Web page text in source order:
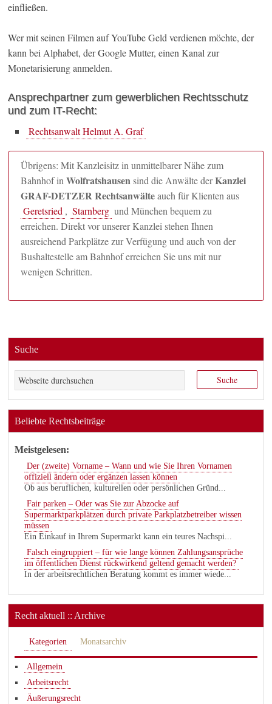
einfließen.
Wer mit seinen Filmen auf YouTube Geld verdienen möchte, der
kann bei Alphabet, der Google Mutter, einen Kanal zur
Monetarisierung anmelden.
Ansprechpartner zum gewerblichen Rechtsschutz
und zum IT-Recht:
Rechtsanwalt Helmut A. Graf
Übrigens: Mit Kanzleisitz in unmittelbarer Nähe zum
Bahnhof inWolfratshausensind die Anwälte derKanzlei
GRAF-DETZER Rechtsanwälteauch für Klienten aus
Geretsried , Starnberg und München bequem zu
erreichen. Direkt vor unserer Kanzlei stehen Ihnen
ausreichend Parkplätze zur Verfügung und auch von der
Bushaltestelle am Bahnhof erreichen Sie uns mit nur
wenigen Schritten.
Suche
Beliebte Rechtsbeiträge
Meistgelesen:
Der (zweite) Vorname – Wann und wie Sie Ihren Vornamen
offiziell ändern oder ergänzen lassen können
Ob aus beruflichen, kulturellen oder persönlichen Gründ...
Fair parken – Oder was Sie zur Abzocke auf
Supermarktparkplätzen durch private Parkplatzbetreiber wissen
müssen
Ein Einkauf in Ihrem Supermarkt kann ein teures Nachspi...
Falsch eingruppiert – für wie lange können Zahlungsansprüche
im öffentlichen Dienst rückwirkend geltend gemacht werden?
In der arbeitsrechtlichen Beratung kommt es immer wiede...
Recht aktuell :: Archive
Kategorien Monatsarchiv
Allgemein
Arbeitsrecht
Äußerungsrecht